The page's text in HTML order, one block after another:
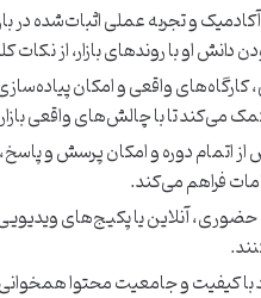
و تجربه عملی اثبات‌شده در
دانش او با روندهای بازار، از
کارگاه‌های واقعی و امکان
می‌کند تا با چالش‌های واقعی
اتمام دوره و امکان پرسش و
فراهم می‌کند.
آنلاین یا پکیج‌های
با کیفیت و جامعیت محتوا